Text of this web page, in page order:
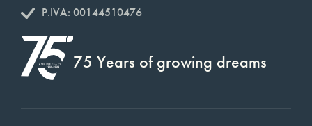
P.IVA: 00144510476
75 Years of growing dreams